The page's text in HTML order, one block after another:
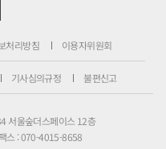
처리방침 이용자위원회
기사심의규정 불편신고
서울숲더스페이스 12층
스 : 070-4015-8658